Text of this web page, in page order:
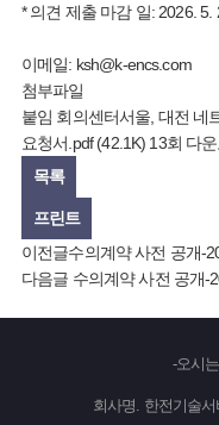
* 의견 제출 마감 일: 2026. 5.
이메일: ksh@k-encs.com
첨부파일
붙임 회의센터서울, 대전 네
요청서.pdf (42.1K) 13회 다
목록
프린트
이전글수의계약 사전 공개-
다음글 수의계약 사전 공개-
오시
회사명. 한전기술서